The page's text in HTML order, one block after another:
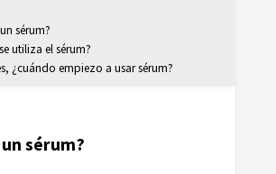
sérum?
utiliza el sérum?
¿cuándo empiezo a usar sérum?
un sérum?